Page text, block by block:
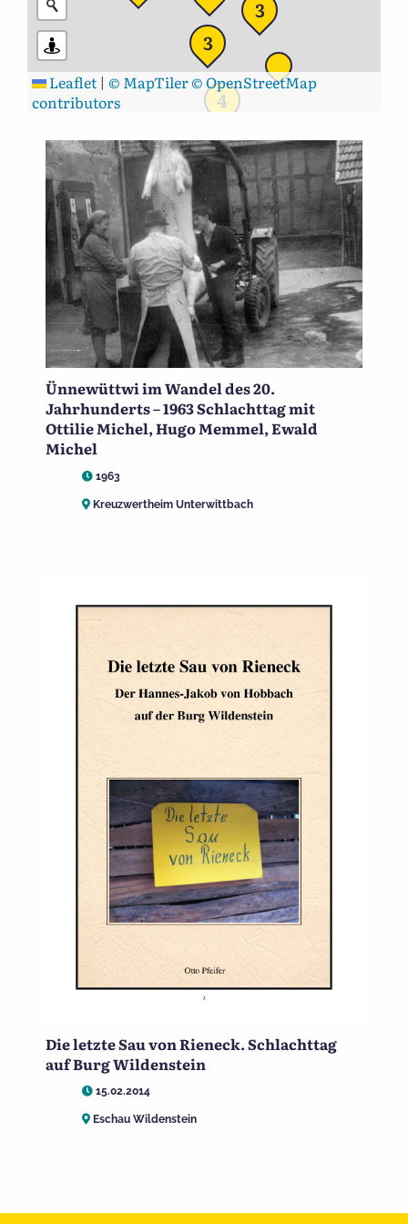
3
4
3
Leaflet | © MapTiler© OpenStreetMap
contributors
Ünnewüttwi im Wandel des 20.
Jahrhunderts – 1963 Schlachttag mit
Ottilie Michel, Hugo Memmel, Ewald
Michel
1963
Kreuzwertheim Unterwittbach
Die letzte Sau von Rieneck. Schlachttag
auf Burg Wildenstein
15.02.2014
Eschau Wildenstein